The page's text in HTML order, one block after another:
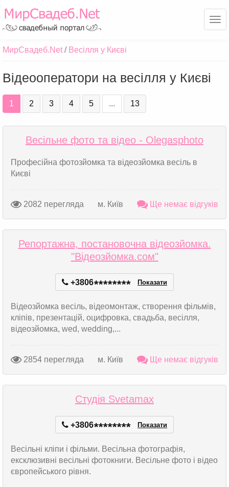
МирСвадеб.Net Весілля у Києві
Відеооператори на весілля у Києві
1 2 3 4 5 ... 13
Весільне фото та відео - Olegasphoto
Професійна фотозйомка та відеозйомка весіль в
Києві
2082 перегляда м. Київ Ще немає відгуків
Репортажна, постановочна відеозйомка.
"Відеозйомка.сом"
+3806******** Показати
Відеозйомка весіль, відеомонтаж, створення фільмів,
кліпів, презентацій, оцифровка, свадьба, весілля,
відеозйомка, wed, wedding,...
2854 перегляда м. Київ Ще немає відгуків
Студія Svetamax
+3806******** Показати
Весільні кліпи і фільми. Весільна фотографія,
ексклюзивні весільні фотокниги. Весільне фото і відео
європейського рівня.